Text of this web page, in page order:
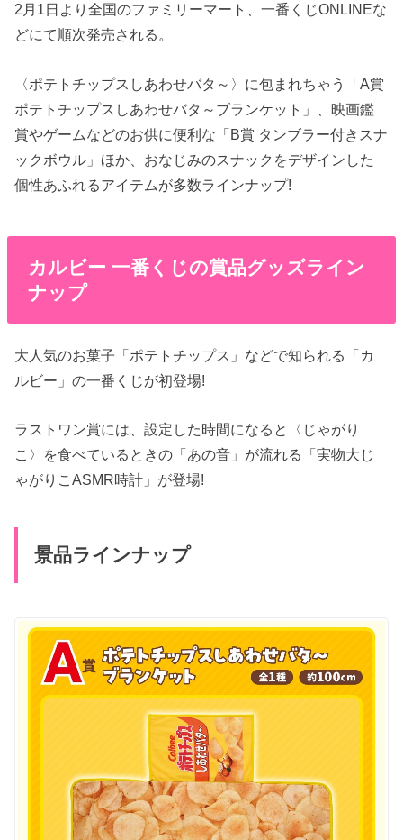
2月1日より全国のファミリーマート、一番くじONLINEな
どにて順次発売される。
〈ポテトチップスしあわせバタ～〉に包まれちゃう「A賞
ポテトチップスしあわせバタ～ブランケット」、映画鑑
賞やゲームなどのお供に便利な「B賞 タンブラー付きスナ
ックボウル」ほか、おなじみのスナックをデザインした
個性あふれるアイテムが多数ラインナップ!
カルビー 一番くじの賞品グッズライン
ナップ
大人気のお菓子「ポテトチップス」などで知られる「カ
ルビー」の一番くじが初登場!
ラストワン賞には、設定した時間になると〈じゃがり
こ〉を食べているときの「あの音」が流れる「実物大じ
ゃがりこASMR時計」が登場!
景品ラインナップ